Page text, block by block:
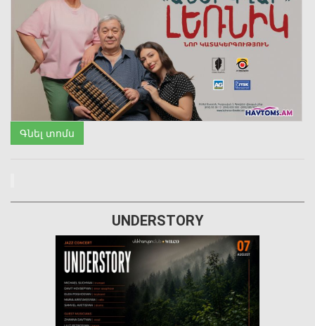
Գնել տոմս
UNDERSTORY